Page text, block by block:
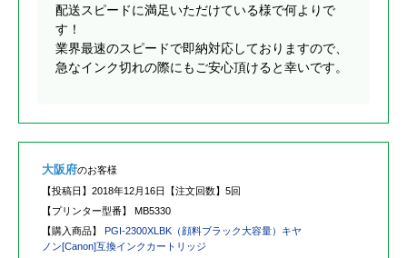
配送スピードに満足いただけている様で何よりで
す！
業界最速のスピードで即納対応しておりますので、
急なインク切れの際にもご安心頂けると幸いです。
大阪府のお客様
【投稿日】 2018年12月16日 【注文回数】 5回
【プリンター型番】 MB5330
【購入商品】 PGI-2300XLBK（顔料ブラック大容量）キヤ
ノン[Canon]互換インクカートリッジ